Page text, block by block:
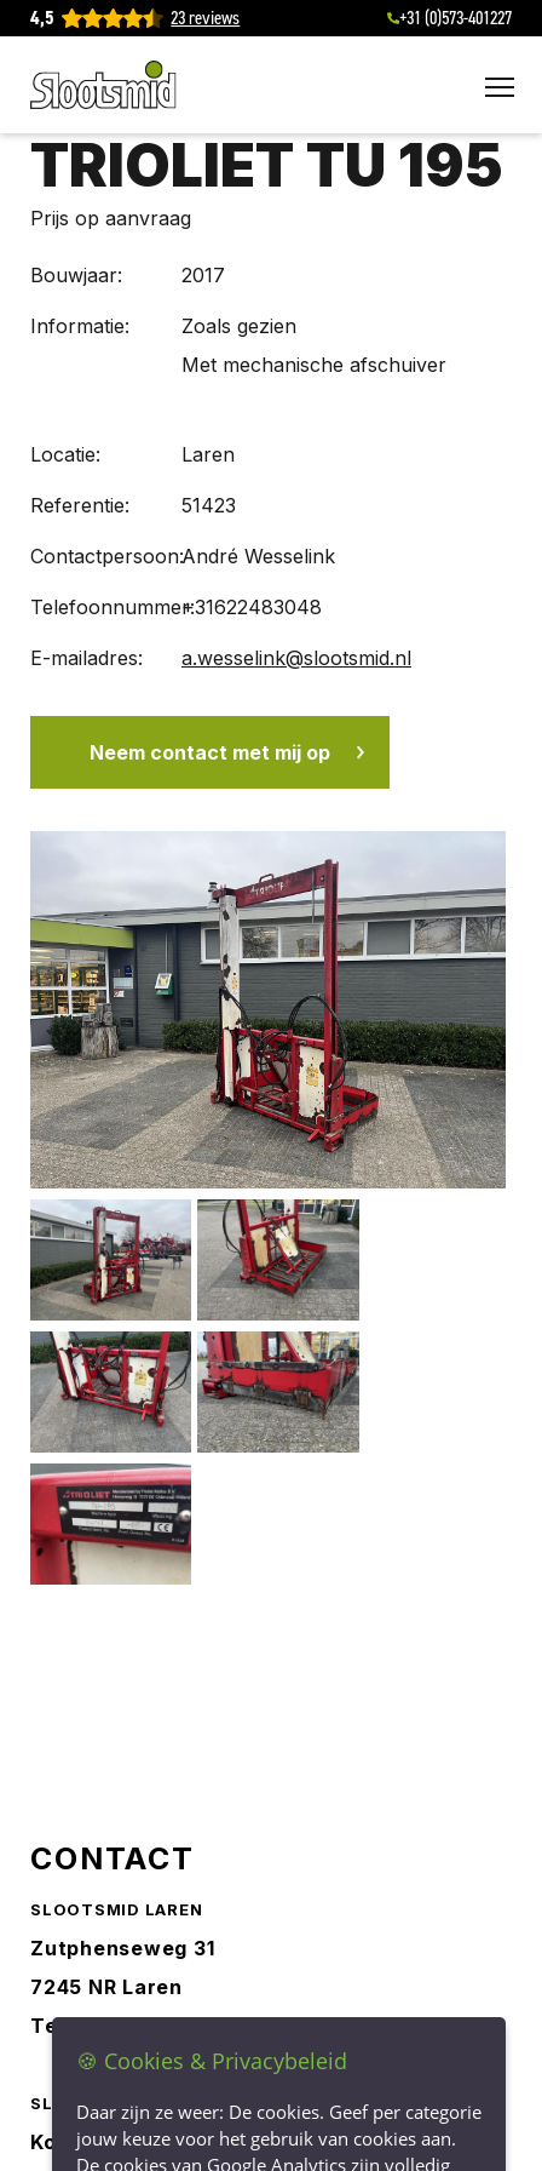
4,5 23 reviews +31 (0)573-401227
TRIOLIET TU 195
Prijs op aanvraag
Bouwjaar: 2017
Informatie:
Zoals gezien
Met mechanische afschuiver
Locatie: Laren
Referentie: 51423
Contactpersoon:André Wesselink
Telefoonnummer:+31622483048
E-mailadres: a.wesselink@slootsmid.nl
Neem contact met mij op
CONTACT
SLOOTSMID LAREN
Zutphenseweg 31
7245 NR Laren
Tel.
SLOOTSMID BORCULO
Korenbree 40a
🍪 Cookies & Privacybeleid
Daar zijn ze weer: De cookies. Geef per categorie
jouw keuze voor het gebruik van cookies aan.
De cookies van Google Analytics zijn volledig